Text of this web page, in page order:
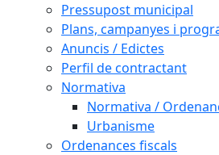
Pressupost municipal
Plans, campanyes i
Anuncis / Edictes
Perfil de contractant
Normativa
Normativa /
Urbanisme
Ordenances fiscals